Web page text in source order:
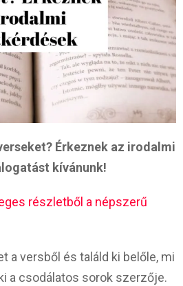
Érkeznek az irodalmi
kívánunk!
részletből a népszerű
a versből és találd ki belőle, mi
a csodálatos sorok szerzője.